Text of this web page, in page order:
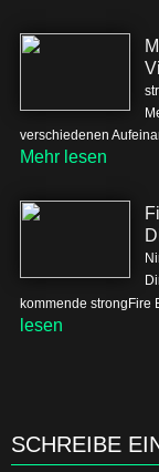
verschiedenen
Mehr lesen
kommende strongFire
lesen
SCHREIBE